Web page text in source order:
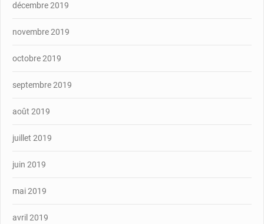
décembre 2019
novembre 2019
octobre 2019
septembre 2019
août 2019
juillet 2019
juin 2019
mai 2019
avril 2019